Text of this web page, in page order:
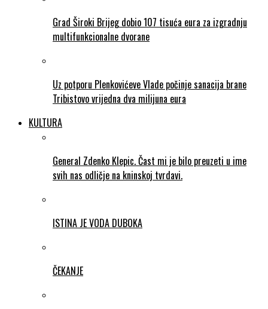
Grad Široki Brijeg dobio 107 tisuća eura za izgradnju
multifunkcionalne dvorane
Uz potporu Plenkovićeve Vlade počinje sanacija brane
Tribistovo vrijedna dva milijuna eura
KULTURA
General Zdenko Klepic. Čast mi je bilo preuzeti u ime
svih nas odličje na kninskoj tvrdavi.
ISTINA JE VODA DUBOKA
ČEKANJE